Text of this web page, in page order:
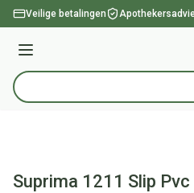
Ga naar de inhoud
Veilige betalingen
Menu
Product, merk, categorie...
Suprima 1211 Slip